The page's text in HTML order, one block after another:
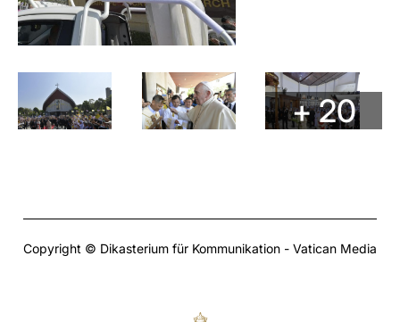
+ 20
Copyright © Dikasterium für Kommunikation - Vatican Media